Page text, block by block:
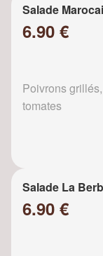
Salade
6.90 €
Poivrons
tomates
Salade La
6.90 €